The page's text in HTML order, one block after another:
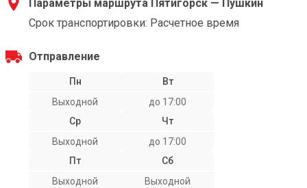
Параметры маршрута Пятигорск — Пушкин
Срок транспортировки: Расчетное время
Отправление
Пн
Выходной
Вт
до 17:00
Ср
Выходной
Чт
до 17:00
Пт
Выходной
Сб
Выходной